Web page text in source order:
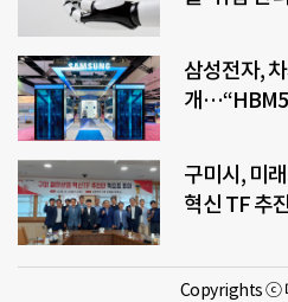
삼성전자,
개…“HBM5
구미시, 미
혁신 TF 추
Copyrights ⓒ